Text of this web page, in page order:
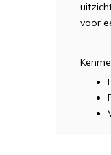
uitz
voor e